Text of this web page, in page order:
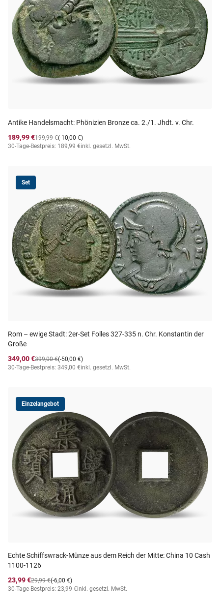
Antike Handelsmacht: Phönizien Bronze ca. 2./1. Jhdt. v. Chr.
189,99 €
(-10,00 €)
199,99 €
30-Tage-Bestpreis: 189,99 €inkl. gesetzl. MwSt.
Set
Rom – ewige Stadt: 2er-Set Folles 327-335 n. Chr. Konstantin der
Große
349,00 €
(-50,00 €)
399,00 €
30-Tage-Bestpreis: 349,00 €inkl. gesetzl. MwSt.
Einzelangebot
Echte Schiffswrack-Münze aus dem Reich der Mitte: China 10 Cash
1100-1126
23,99 €
(-6,00 €)
29,99 €
30-Tage-Bestpreis: 23,99 €inkl. gesetzl. MwSt.